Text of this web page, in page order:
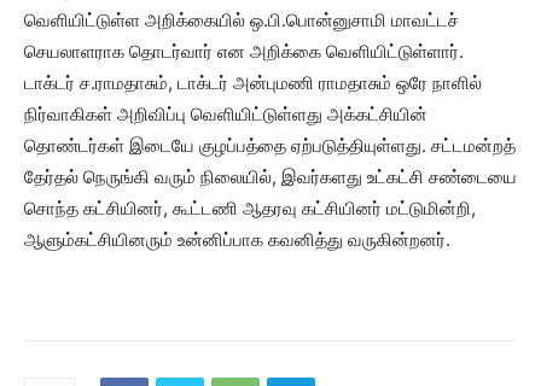
வெளியிட்டுள்ள அறிக்கையில் ஒ.பி.பொன்னுசாமி மாவட்டச்
செயலாளராக தொடர்வார் என அறிக்கை வெளியிட்டுள்ளார்.
டாக்டர் ச.ராமதாசும், டாக்டர் அன்புமணி ராமதாசும் ஒரே நாளில்
நிர்வாகிகள் அறிவிப்பு வெளியிட்டுள்ளது அக்கட்சியின்
தொண்டர்கள் இடையே குழப்பத்தை ஏற்படுத்தியுள்ளது. சட்டமன்றத்
தேர்தல் நெருங்கி வரும் நிலையில், இவர்களது உட்கட்சி சண்டையை
சொந்த கட்சியினர், கூட்டணி ஆதரவு கட்சியினர் மட்டுமின்றி,
ஆளும்கட்சியினரும் உன்னிப்பாக கவனித்து வருகின்றனர்.